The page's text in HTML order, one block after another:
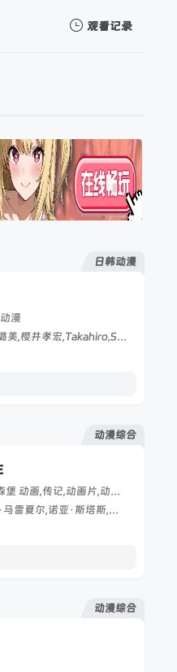
观看记录
暂无观看影片的记录
日韩动漫
漫
花守由美里,土屋神叶,内田真礼,朴璐美,樱井孝宏,Takahiro,Sakurai,小西克幸,Katsuyuki,Konishi,飞田展男,能登麻美子,Mamiko,Noto,水濑祈
动漫综合
堡 动画,传记,动画片,动漫电影
塞林·琼斯,Olivia,Gotanègre,索菲·马雷夏尔,诺亚·斯塔斯,Martin,Meersman,Lohen,Van,Houtte,埃洛迪·巴特尔斯
动漫综合